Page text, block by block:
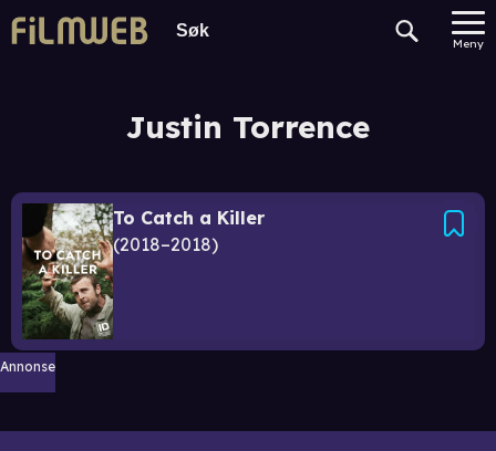
Meny
Justin Torrence
To Catch a Killer
2018–2018
Annonse